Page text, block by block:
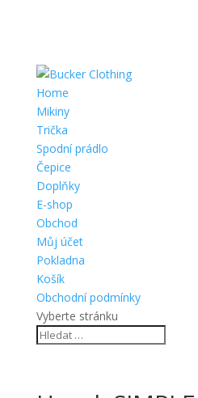
Home
Mikiny
Trička
Spodní prádlo
Čepice
Doplňky
E-shop
Obchod
Můj účet
Pokladna
Košík
Obchodní podmínky
Vyberte stránku